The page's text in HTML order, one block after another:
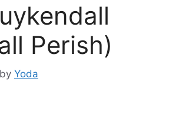
Perish)
by Yoda